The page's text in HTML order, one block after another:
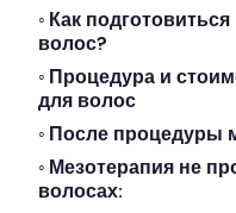
Как
волос?
Процедура и
для волос
После процедуры
Мезотерапия не
волосах: